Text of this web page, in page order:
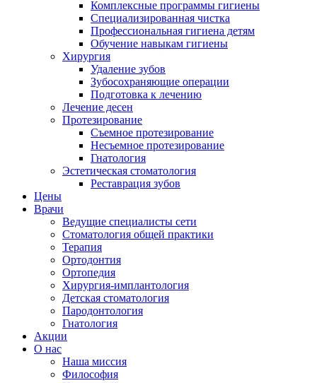
Комплексные программы гигиены
Специализированная чистка
Профессиональная гигиена детям
Обучение навыкам гигиены
Хирургия
Удаление зубов
Зубосохраняющие операции
Подготовка к лечению
Лечение десен
Протезирование
Съемное протезирование
Несъемное протезирование
Гнатология
Эстетическая стоматология
Реставрация зубов
Цены
Врачи
Ведущие специалисты сети
Стоматология общей практики
Терапия
Ортодонтия
Ортопедия
Хирургия-имплантология
Детская стоматология
Пародонтология
Гнатология
Акции
О нас
Наша миссия
Философия